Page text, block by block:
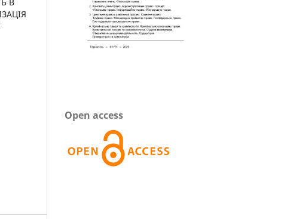
В
Open access